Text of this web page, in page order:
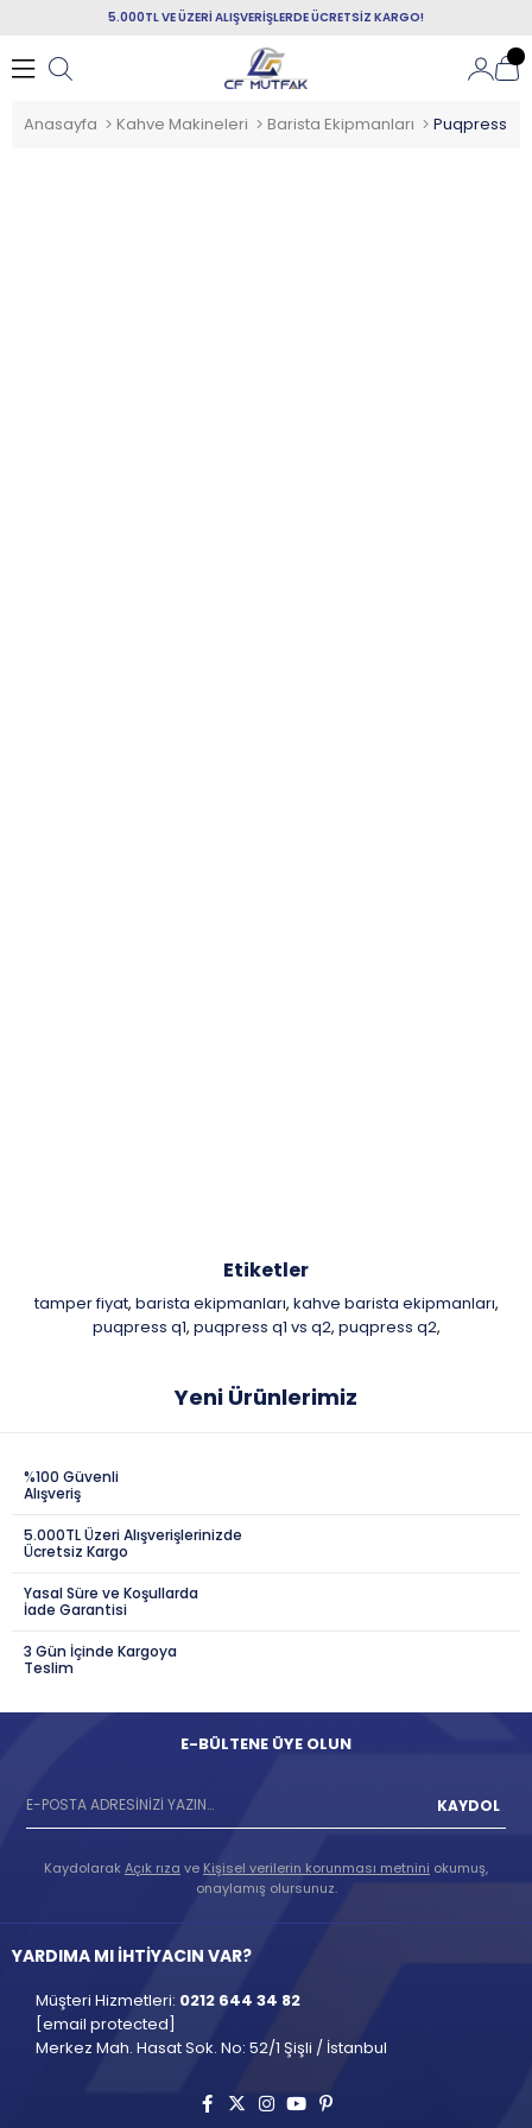
5.000TL VE ÜZERİ ALIŞVERİŞLERDE ÜCRETSİZ KARGO!
Anasayfa Kahve Makineleri Barista Ekipmanları Puqpress
Etiketler
tamper fiyat, barista ekipmanları, kahve barista ekipmanları,
puqpress q1, puqpress q1 vs q2, puqpress q2,
Yeni Ürünlerimiz
%100 Güvenli
Alışveriş
5.000TL Üzeri Alışverişlerinizde
Ücretsiz Kargo
Yasal Süre ve Koşullarda
İade Garantisi
3 Gün İçinde Kargoya
Teslim
E-BÜLTENE ÜYE OLUN
KAYDOL
KaydolarakAçık rıza ve Kişisel verilerin korunması metnini okumuş,
onaylamış olursunuz.
YARDIMA MI İHTİYACIN VAR?
Müşteri Hizmetleri: 0212 644 34 82
[email protected]
Merkez Mah. Hasat Sok. No: 52/1 Şişli / İstanbul